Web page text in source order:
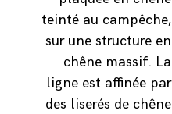
teinté au campêche,
sur une structure en
chêne massif. La
ligne est affinée par
des liserés de chêne